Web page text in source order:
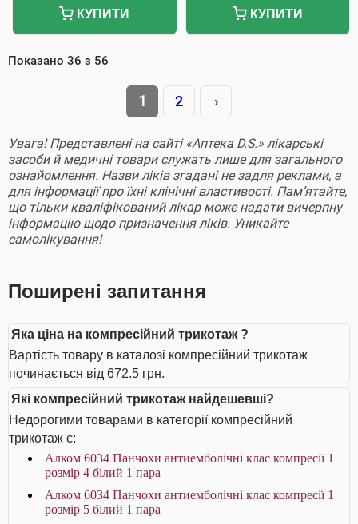
КУПИТИ КУПИТИ
Показано 36 з 56
1 2 ›
Увага! Представлені на сайті «Аптека D.S.» лікарські
засоби й медичні товари служать лише для загального
ознайомлення. Назви ліків згадані не задля реклами, а
для інформації про їхні клінічні властивості. Пам’ятайте,
що тільки кваліфікований лікар може надати вичерпну
інформацію щодо призначення ліків. Уникайте
самолікування!
Поширені запитання
Яка ціна на компресійний трикотаж ?
Вартість товару в каталозі компресійний трикотаж
починається від 672.5 грн.
Які компресійний трикотаж найдешевші?
Недорогими товарами в категорії компресійний
трикотаж є:
Алком 6034 Панчохи антиемболічні клас компресії 1
розмір 4 білий 1 пара
Алком 6034 Панчохи антиемболічні клас компресії 1
розмір 5 білий 1 пара